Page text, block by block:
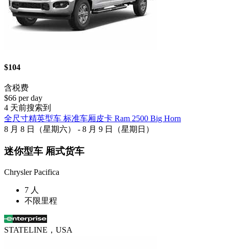
$104
含税费
$66 per day
4 天前搜索到
全尺寸精英型车 标准车厢皮卡 Ram 2500 Big Horn
8 月 8 日（星期六） - 8 月 9 日（星期日）
迷你型车 厢式货车
Chrysler Pacifica
7 人
不限里程
STATELINE，USA